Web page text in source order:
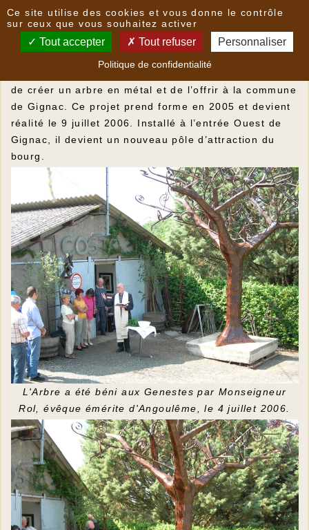
COSTA
son atelier des Genestes. Très vite naît en lui l’envie
de créer un arbre en métal et de l’offrir à la commune
de Gignac. Ce projet prend forme en 2005 et devient
réalité le 9 juillet 2006. Installé à l’entrée Ouest de
Gignac, il devient un nouveau pôle d’attraction du
bourg.
L'Arbre a été béni aux Genestes par Monseigneur
Rol, évêque émérite d'Angoulême, le 4 juillet 2006.
Ce site utilise des cookies et vous donne le contrôle
sur ceux que vous souhaitez activer
Tout accepter Tout refuser Personnaliser
Politique de confidentialité